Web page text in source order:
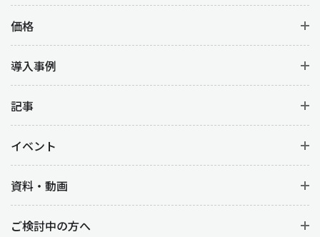
価格
導入事例
記事
イベント
資料・動画
ご検討中の方へ